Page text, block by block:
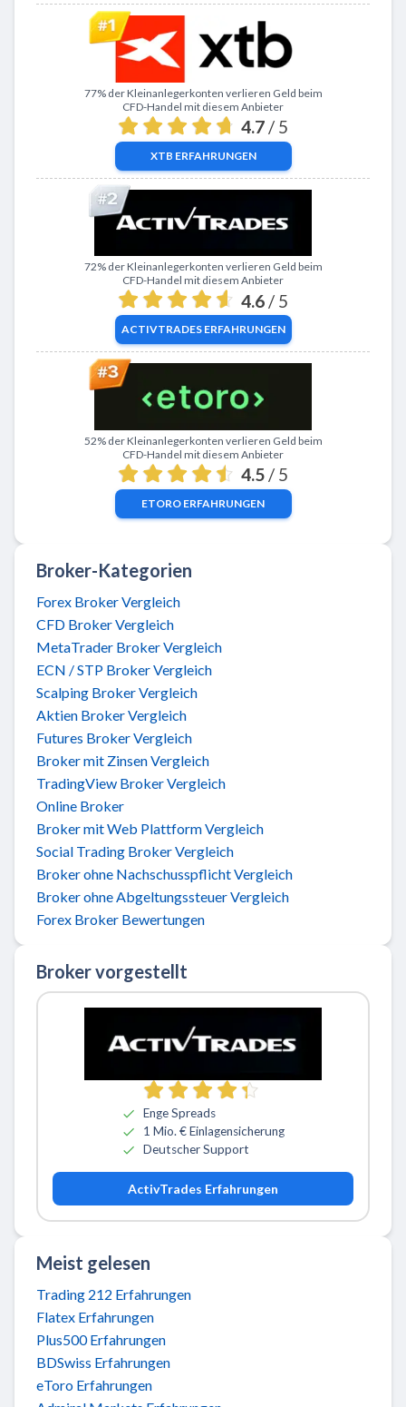
Zu XTB
77% der Kleinanlegerkonten verlieren Geld beim
CFD-Handel mit diesem Anbieter
4.7 / 5
XTB ERFAHRUNGEN
Zu ActivTrades
72% der Kleinanlegerkonten verlieren Geld beim
CFD-Handel mit diesem Anbieter
4.6 / 5
ACTIVTRADESERFAHRUNGEN
Zu eToro
52% der Kleinanlegerkonten verlieren Geld beim
CFD-Handel mit diesem Anbieter
4.5 / 5
ETORO ERFAHRUNGEN
Broker-Kategorien
Forex Broker Vergleich
CFD Broker Vergleich
MetaTrader Broker Vergleich
ECN / STP Broker Vergleich
Scalping Broker Vergleich
Aktien Broker Vergleich
Futures Broker Vergleich
Broker mit Zinsen Vergleich
TradingView Broker Vergleich
Online Broker
Broker mit Web Plattform Vergleich
Social Trading Broker Vergleich
Broker ohne Nachschusspflicht Vergleich
Broker ohne Abgeltungssteuer Vergleich
Forex Broker Bewertungen
Broker vorgestellt
Zu ActivTrades
Enge Spreads
1 Mio. € Einlagensicherung
Deutscher Support
ActivTrades Erfahrungen
Meist gelesen
Trading 212 Erfahrungen
Flatex Erfahrungen
Plus500 Erfahrungen
BDSwiss Erfahrungen
eToro Erfahrungen